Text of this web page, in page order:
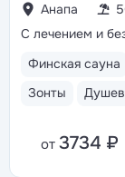
Анапа
Финская сауна
Зонты
С лечением и
от 3734 ₽